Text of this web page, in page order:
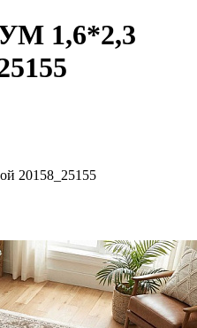
1,6*2,3
20158_25155